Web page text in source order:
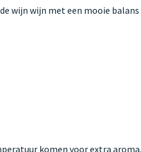
wijn wijn met een mooie
komen voor extra aroma.